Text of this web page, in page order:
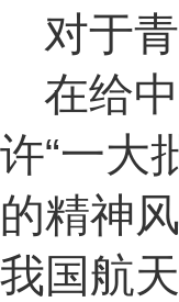
对于
在给
许“一大
的精神
我国航